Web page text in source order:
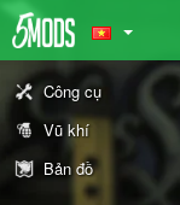
Công cụ
Vũ khí
Bản đồ